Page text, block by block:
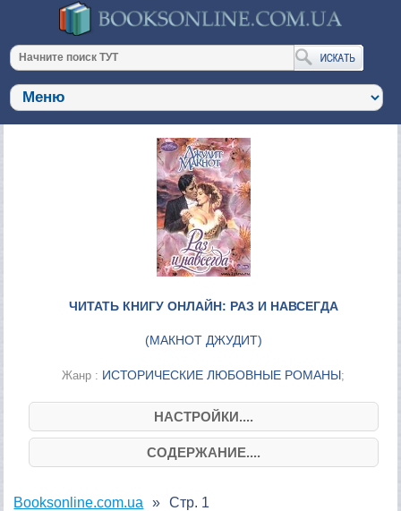
ЧИТАТЬ КНИГУ ОНЛАЙН: РАЗ И НАВСЕГДА
(МАКНОТ ДЖУДИТ)
Жанр : ИСТОРИЧЕСКИЕ ЛЮБОВНЫЕ РОМАНЫ;
НАСТРОЙКИ....
СОДЕРЖАНИЕ....
Booksonline.com.ua
Стр. 1